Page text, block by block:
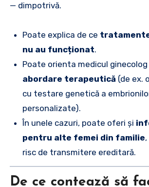
— dimpotrivă.
Poate explica de ce
nu au funcționat.
Poate orienta medicul
abordare terapeutică(de ex.
cu testare genetică a
personalizate).
În unele cazuri, poate oferi și
pentru alte femei din familie
risc de transmitere ereditară.
De ce contează să